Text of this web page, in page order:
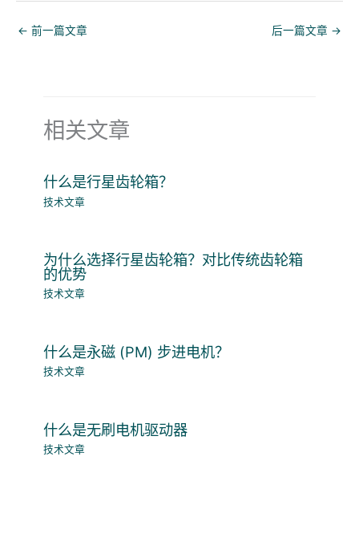
← 前一篇文章 后一篇文章 →
相关文章
什么是行星齿轮箱？
技术文章
为什么选择行星齿轮箱？对比传统齿轮箱
的优势
技术文章
什么是永磁 (PM) 步进电机？
技术文章
什么是无刷电机驱动器
技术文章